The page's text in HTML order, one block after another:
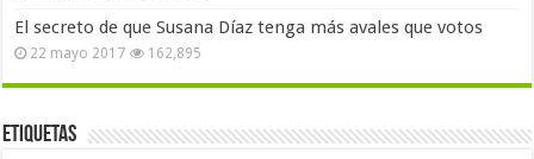
El secreto de que Susana Díaz tenga más avales que votos
22 mayo 2017 162,895
Etiquetas